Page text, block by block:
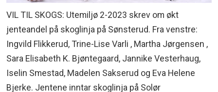
VIL TIL SKOGS: Utemiljø 2-2023 skrev om økt
jenteandel på skoglinja på Sønsterud. Fra venstre:
Ingvild Flikkerud, Trine-Lise Varli , Martha Jørgensen ,
Sara Elisabeth K. Bjøntegaard, Jannike Vesterhaug,
Iselin Smestad, Madelen Sakserud og Eva Helene
Bjerke. Jentene inntar skoglinja på Solør